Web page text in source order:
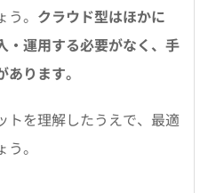
。 クラウド型はほかに
・運用する必要がなく、手
ります。
トを理解したうえで、最適
。